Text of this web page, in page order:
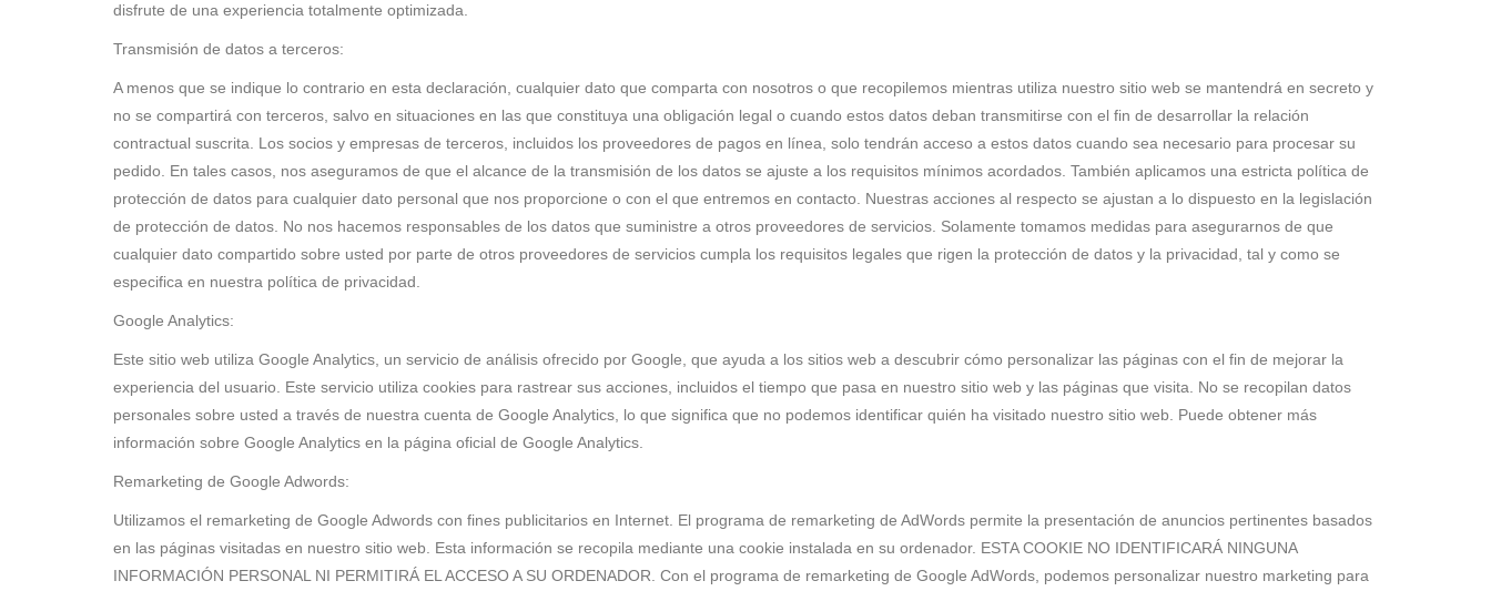
disfrute de una experiencia totalmente optimizada.
Transmisión de datos a terceros:
A menos que se indique lo contrario en esta declaración, cualquier dato que comparta con nosotros o que recopilemos mientras utiliza nuestro sitio web se mantendrá en secreto y
no se compartirá con terceros, salvo en situaciones en las que constituya una obligación legal o cuando estos datos deban transmitirse con el fin de desarrollar la relación
contractual suscrita. Los socios y empresas de terceros, incluidos los proveedores de pagos en línea, solo tendrán acceso a estos datos cuando sea necesario para procesar su
pedido. En tales casos, nos aseguramos de que el alcance de la transmisión de los datos se ajuste a los requisitos mínimos acordados. También aplicamos una estricta política de
protección de datos para cualquier dato personal que nos proporcione o con el que entremos en contacto. Nuestras acciones al respecto se ajustan a lo dispuesto en la legislación
de protección de datos. No nos hacemos responsables de los datos que suministre a otros proveedores de servicios. Solamente tomamos medidas para asegurarnos de que
cualquier dato compartido sobre usted por parte de otros proveedores de servicios cumpla los requisitos legales que rigen la protección de datos y la privacidad, tal y como se
especifica en nuestra política de privacidad.
Google Analytics:
Este sitio web utiliza Google Analytics, un servicio de análisis ofrecido por Google, que ayuda a los sitios web a descubrir cómo personalizar las páginas con el fin de mejorar la
experiencia del usuario. Este servicio utiliza cookies para rastrear sus acciones, incluidos el tiempo que pasa en nuestro sitio web y las páginas que visita. No se recopilan datos
personales sobre usted a través de nuestra cuenta de Google Analytics, lo que significa que no podemos identificar quién ha visitado nuestro sitio web. Puede obtener más
información sobre Google Analytics en la página oficial de Google Analytics.
Remarketing de Google Adwords:
Utilizamos el remarketing de Google Adwords con fines publicitarios en Internet. El programa de remarketing de AdWords permite la presentación de anuncios pertinentes basados
en las páginas visitadas en nuestro sitio web. Esta información se recopila mediante una cookie instalada en su ordenador. ESTA COOKIE NO IDENTIFICARÁ NINGUNA
INFORMACIÓN PERSONAL NI PERMITIRÁ EL ACCESO A SU ORDENADOR. Con el programa de remarketing de Google AdWords, podemos personalizar nuestro marketing para